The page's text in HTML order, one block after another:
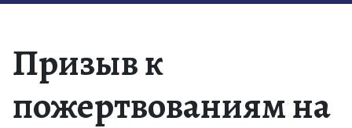
Призыв к
пожертвованиям на